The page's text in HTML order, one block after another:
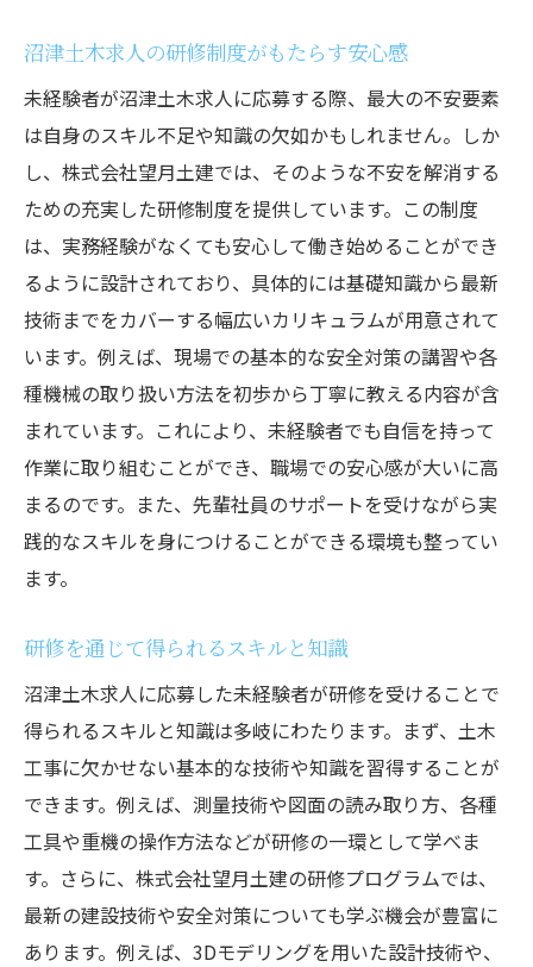
沼津土木求人の研修制度がもたらす安心感
未経験者が沼津土木求人に応募する際、最大の不安要素
は自身のスキル不足や知識の欠如かもしれません。しか
し、株式会社望月土建では、そのような不安を解消する
ための充実した研修制度を提供しています。この制度
は、実務経験がなくても安心して働き始めることができ
るように設計されており、具体的には基礎知識から最新
技術までをカバーする幅広いカリキュラムが用意されて
います。例えば、現場での基本的な安全対策の講習や各
種機械の取り扱い方法を初歩から丁寧に教える内容が含
まれています。これにより、未経験者でも自信を持って
作業に取り組むことができ、職場での安心感が大いに高
まるのです。また、先輩社員のサポートを受けながら実
践的なスキルを身につけることができる環境も整ってい
ます。
研修を通じて得られるスキルと知識
沼津土木求人に応募した未経験者が研修を受けることで
得られるスキルと知識は多岐にわたります。まず、土木
工事に欠かせない基本的な技術や知識を習得することが
できます。例えば、測量技術や図面の読み取り方、各種
工具や重機の操作方法などが研修の一環として学べま
す。さらに、株式会社望月土建の研修プログラムでは、
最新の建設技術や安全対策についても学ぶ機会が豊富に
あります。例えば、3Dモデリングを用いた設計技術や、